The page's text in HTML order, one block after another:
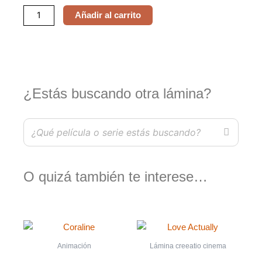
Añadir al carrito
¿Estás buscando otra lámina?
O quizá también te interese…
Animación Lámina creeatio cinema